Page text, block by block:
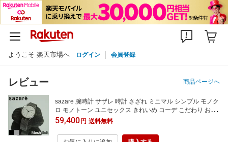
ようこそ 楽天市場へ ログイン 会員登録
レビュー 商品ページへ
sazare 腕時計 サザレ 時計 さざれ ミニマル シンプル モノク
ロ モノトーン ユニセックス きれいめ コーデ こだわり おし
ゃれ オシャレ 人気 かわいい メッシュ メタル ギフト プレゼ
ント 記念 鏡面磨き マット 使い込む 馴染む【 7年保証】
59,400円 送料無料